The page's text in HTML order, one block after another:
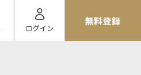
ログイン
無料登録